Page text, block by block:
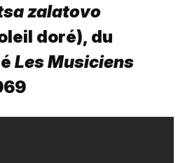
zalatovo
doré), du
Les Musiciens